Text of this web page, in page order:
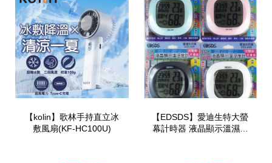
【kolin】歌林手持直立冰
敷風扇(KF-HC100U)
【EDSDS】愛迪生特大螢
幕計時器 液晶顯示溫濕度